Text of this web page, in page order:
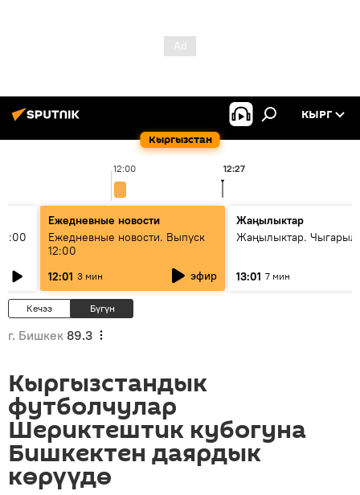
Кыргызстан
КЫРГ
12:00 12:27
Ежедневные новости
Ежедневные новости. Выпуск
12:00
12:01 3 мин эфир
Жаңылыктар
Жаңылыктар.
13:01 7 мин
Кечээ Бүгүн
г. Бишкек 89.3
Кыргызстандык
футболчулар
Шериктештик кубогуна
Бишкектен даярдык
көрүүдө